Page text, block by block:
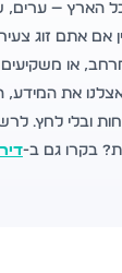
הארץ — ערים,
אם אתם זוג
או
את המידע,
ובלי לחץ.
בקרו גם ב-